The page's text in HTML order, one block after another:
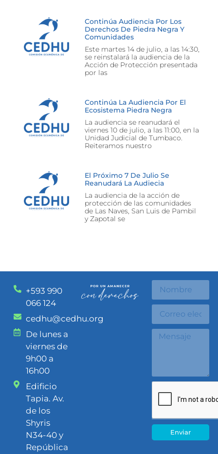
Continúa Audiencia Por Los
Derechos De Piedra Negra Y
Comunidades
Este martes 14 de julio, a las 14:30,
se reinstalará la audiencia de la
Acción de Protección presentada
por las
Continúa La Audiencia Por El
Ecosistema Piedra Negra
La audiencia se reanudará el
viernes 10 de julio, a las 11:00, en la
Unidad Judicial de Tumbaco.
Reiteramos nuestro
El Próximo 7 De Julio Se
Reanudará La Audiecia
La audiencia de la acción de
protección de las comunidades
de Las Naves, San Luis de Pambil
y Zapotal se
+593 990
066 124
cedhu@cedhu.org
De lunes a
viernes de
9h00 a
16h00
Edificio
Tapia. Av.
de los
Shyris
N34-40 y
República
Enviar